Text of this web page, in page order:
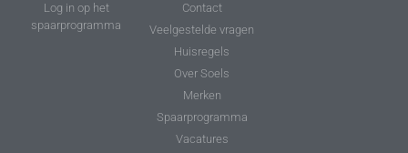
Log in op het
spaarprogramma
Contact
Veelgestelde vragen
Huisregels
Over Soels
Merken
Spaarprogramma
Vacatures